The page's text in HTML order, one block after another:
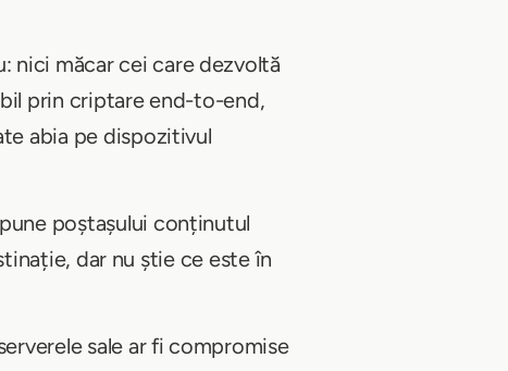
nici măcar cei care dezvoltă
prin criptare end-to-end,
abia pe dispozitivul
poștașului conținutul
dar nu știe ce este în
sale ar fi compromise